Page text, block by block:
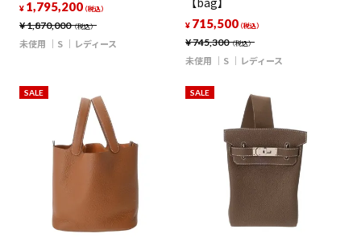
¥1,870,000（税込）
¥ 1,795,200（税込）
未使用 S レディース ¥745,300（税込）
¥ 715,500（税込）
未使用 S レディース
SALE SALE